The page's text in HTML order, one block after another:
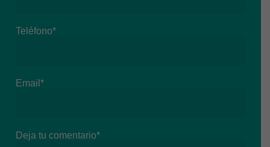
Teléfono*
Email*
Deja tu comentario*